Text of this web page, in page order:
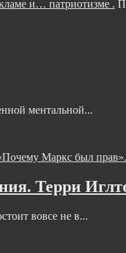
и… патриотизме .
ментальной...
Терри
вовсе не в...